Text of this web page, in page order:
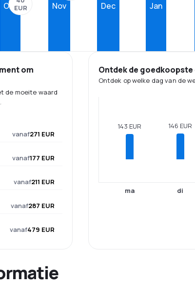
OktEUR
Nov Dec Jan
om
de moeite waard
vanaf271 EUR
vanaf177 EUR
vanaf211 EUR
vanaf287 EUR
vanaf479 EUR
Ontdek de
Ontdek op welke dag van de
143 EUR
ma
146 EUR
di